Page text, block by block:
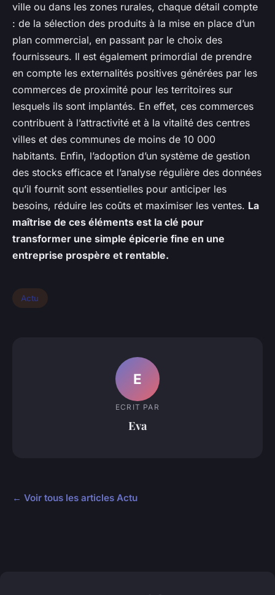
ville ou dans les zones rurales, chaque détail compte
: de la sélection des produits à la mise en place d’un
plan commercial, en passant par le choix des
fournisseurs. Il est également primordial de prendre
en compte les externalités positives générées par les
commerces de proximité pour les territoires sur
lesquels ils sont implantés. En effet, ces commerces
contribuent à l’attractivité et à la vitalité des centres
villes et des communes de moins de 10 000
habitants. Enfin, l’adoption d’un système de gestion
des stocks efficace et l’analyse régulière des données
qu’il fournit sont essentielles pour anticiper les
besoins, réduire les coûts et maximiser les ventes. La
maîtrise de ces éléments est la clé pour
transformer une simple épicerie fine en une
entreprise prospère et rentable.
Actu
E
ECRIT PAR
Eva
← Voir tous les articles Actu